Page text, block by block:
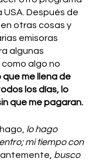
Después de
otras cosas y
emisoras
algunas
algo no
que me llena de
los días, lo
que me pagaran.
lo hago
mi tiempo con
busco